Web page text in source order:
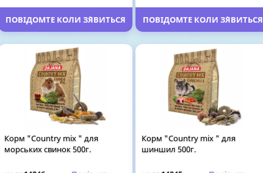
ПОВІДОМТЕ КОЛИ З`ЯВИТЬСЯ ПОВІДОМТЕ КОЛИ З`ЯВИТЬСЯ
Корм "Country mix " для
морських свинок 500г.
Корм "Country mix " для
шиншил 500г.